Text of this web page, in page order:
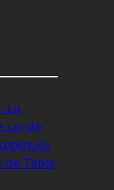
La
Loi de
de Table